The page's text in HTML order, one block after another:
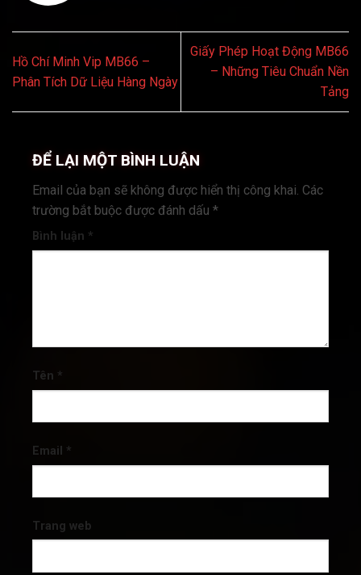
Hồ Chí Minh Vip MB66 –
Phân Tích Dữ Liệu Hàng Ngày
Giấy Phép Hoạt Động MB66
– Những Tiêu Chuẩn Nền
Tảng
ĐỂ LẠI MỘT BÌNH LUẬN
Email của bạn sẽ không được hiển thị công khai. Các
trường bắt buộc được đánh dấu *
Bình luận *
Tên *
Email *
Trang web